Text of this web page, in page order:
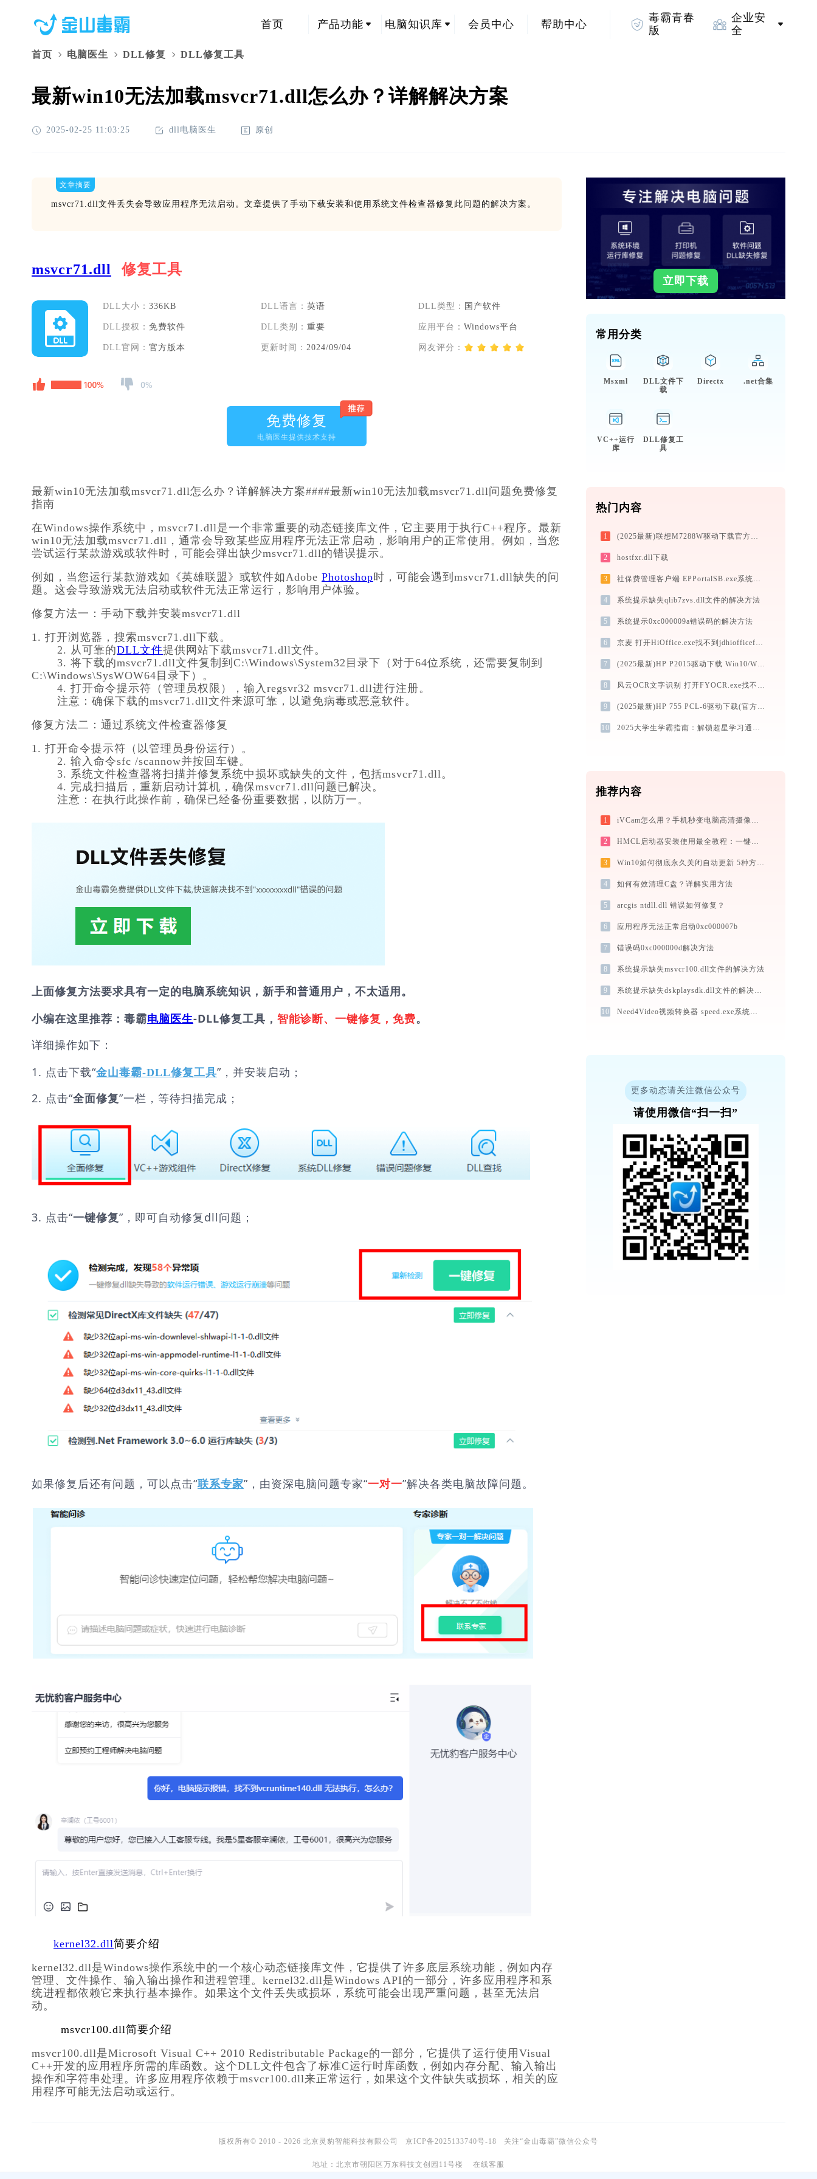
首页 产品功能 电脑知识库 会员中心 帮助中心
毒霸青春
版
企业安
全
首页 电脑医生 DLL修复 DLL修复工具
最新win10无法加载msvcr71.dll怎么办？详解解决方案
2025-02-25 11:03:25 dll电脑医生 原创
文章摘要
msvcr71.dll文件丢失会导致应用程序无法启动。文章提供了手动下载安装和使用系统文件检查器修复此问题的解决方案。
msvcr71.dll 修复工具
DLL大小： 336KB
DLL授权： 免费软件
DLL官网： 官方版本
DLL语言： 英语
DLL类别： 重要
更新时间： 2024/09/04
DLL类型： 国产软件
应用平台：Windows平台
网友评分：
免费修复
电脑医生提供技术支持
最新win10无法加载msvcr71.dll怎么办？详解解决方案####最新win10无法加载msvcr71.dll问题免费修复
指南
在Windows操作系统中，msvcr71.dll是一个非常重要的动态链接库文件，它主要用于执行C++程序。最新
win10无法加载msvcr71.dll，通常会导致某些应用程序无法正常启动，影响用户的正常使用。例如，当您
尝试运行某款游戏或软件时，可能会弹出缺少msvcr71.dll的错误提示。
例如，当您运行某款游戏如《英雄联盟》或软件如Adobe Photoshop时，可能会遇到msvcr71.dll缺失的问
题。这会导致游戏无法启动或软件无法正常运行，影响用户体验。
修复方法一：手动下载并安装msvcr71.dll
1. 打开浏览器，搜索msvcr71.dll下载。
       2. 从可靠的
DLL文件提供网站下载msvcr71.dll文件。
C:\Windows\SysWOW64目录下）。
       4. 打开命令提示符（管理员权限），输入regsvr32 msvcr71.dll进行注册。
       注意：确保下载的msvcr71.dll文件来源可靠，以避免病毒或恶意软件。
修复方法二：通过系统文件检查器修复
1. 打开命令提示符（以管理员身份运行）。
       2. 输入命令sfc /scannow并按回车键。
       3. 系统文件检查器将扫描并修复系统中损坏或缺失的文件，包括msvcr71.dll。
       4. 完成扫描后，重新启动计算机，确保msvcr71.dll问题已解决。
       注意：在执行此操作前，确保已经备份重要数据，以防万一。
上面修复方法要求具有一定的电脑系统知识，新手和普通用户，不太适用。
小编在这里推荐：毒霸电脑医生-DLL修复工具， 智能诊断、一键修复，免费。
详细操作如下：
1. 点击下载“金山毒霸-DLL修复工具”，并安装启动；
2. 点击“全面修复”一栏，等待扫描完成；
3. 点击“一键修复”，即可自动修复dll问题；
如果修复后还有问题，可以点击“联系专家”，由资深电脑问题专家“一对一”解决各类电脑故障问题。
kernel32.dll简要介绍
kernel32.dll是Windows操作系统中的一个核心动态链接库文件，它提供了许多底层系统功能，例如内存
管理、文件操作、输入输出操作和进程管理。kernel32.dll是Windows API的一部分，许多应用程序和系
统进程都依赖它来执行基本操作。如果这个文件丢失或损坏，系统可能会出现严重问题，甚至无法启
动。
msvcr100.dll简要介绍
msvcr100.dll是Microsoft Visual C++ 2010 Redistributable Package的一部分，它提供了运行使用Visual
C++开发的应用程序所需的库函数。这个DLL文件包含了标准C运行时库函数，例如内存分配、输入输出
操作和字符串处理。许多应用程序依赖于msvcr100.dll来正常运行，如果这个文件缺失或损坏，相关的应
用程序可能无法启动或运行。
立即下载
常用分类
Msxml
DLL文件下
载
Directx .net合集
VC++运行
库
DLL修复工
具
热门内容
1 (2025最新)联想M7288W驱动下载官方支持Win10/Win11
2 hostfxr.dll下载
3 社保费管理客户端 EPPortalSB.exe系统错误modulelib.dll丢失如何解决
4 系统提示缺失qlib7zvs.dll文件的解决方法
5 系统提示0xc000009a错误码的解决方法
6 京麦 打开HiOffice.exe找不到jdhiofficeframe.dll怎么办
7 (2025最新)HP P2015驱动下载 Win10/Win11支持
8 风云OCR文字识别 打开FYOCR.exe找不到userandpayclient.dll怎么办
9 (2025最新)HP 755 PCL-6驱动下载(官方) Win10/Win11支持
10 2025大学生学霸指南：解锁超星学习通电脑版“开挂”级生产力
推荐内容
1 iVCam怎么用？手机秒变电脑高清摄像头完整教程（支持WiFi/USB双模式）
2 HMCL启动器安装使用最全教程：一键下载我的世界，轻松搞定Mod与Java配置
3 Win10如何彻底永久关闭自动更新 5种方法教你永久关闭win10自动更新
4 如何有效清理C盘？详解实用方法
5 arcgis ntdll.dll 错误如何修复？
6 应用程序无法正常启动0xc000007b
7 错误码0xc000000d解决方法
8 系统提示缺失msvcr100.dll文件的解决方法
9 系统提示缺失dskplaysdk.dll文件的解决方法
10 Need4Video视频转换器 speed.exe系统错误mfc71.dll丢失如何解决
更多动态请关注微信公众号
请使用微信“扫一扫”
版权所有© 2010 - 2026 北京灵豹智能科技有限公司 京ICP备2025133740号-18 关注“金山毒霸”微信公众号
地址：北京市朝阳区万东科技文创园11号楼 在线客服